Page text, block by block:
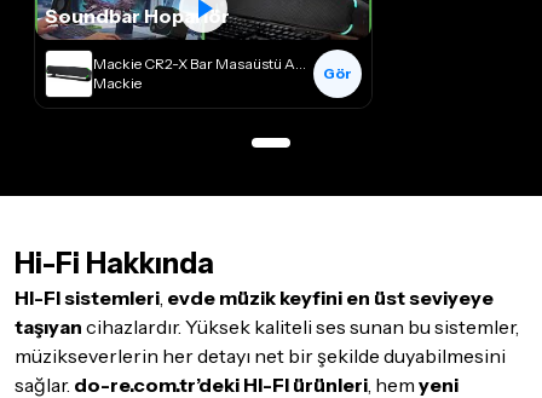
Soundbar Hoparlör
Mackie CR2-X Bar Masaüstü Aktif Soundbar Hoparlör
Mackie
Gör
Hi-Fi Hakkında
HI-FI sistemleri, evde müzik keyfini en üst seviyeye
taşıyan cihazlardır. Yüksek kaliteli ses sunan bu sistemler,
müzikseverlerin her detayı net bir şekilde duyabilmesini
sağlar. do-re.com.tr’deki HI-FI ürünleri, hem yeni